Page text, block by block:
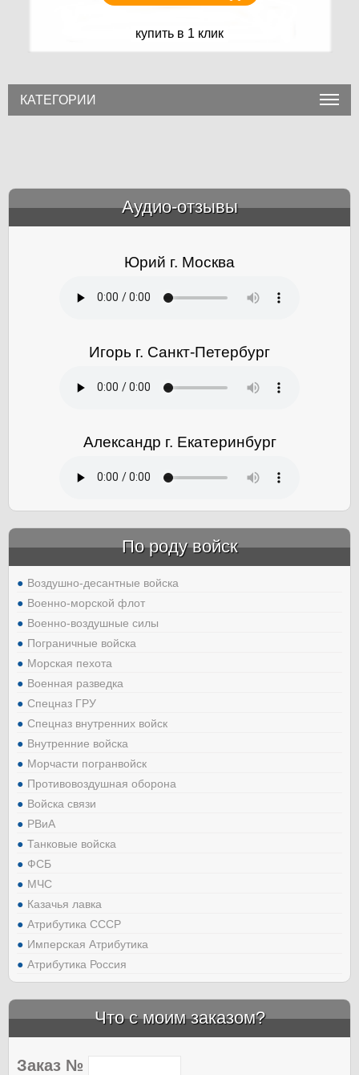
купить в 1 клик
КАТЕГОРИИ
Аудио-отзывы
Юрий г. Москва
Игорь г. Санкт-Петербург
Александр г. Екатеринбург
По роду войск
Воздушно-десантные войска
Военно-морской флот
Военно-воздушные силы
Пограничные войска
Морская пехота
Военная разведка
Спецназ ГРУ
Спецназ внутренних войск
Внутренние войска
Морчасти погранвойск
Противовоздушная оборона
Войска связи
РВиА
Танковые войска
ФСБ
МЧС
Казачья лавка
Атрибутика СССР
Имперская Атрибутика
Атрибутика Россия
Что с моим заказом?
Заказ №